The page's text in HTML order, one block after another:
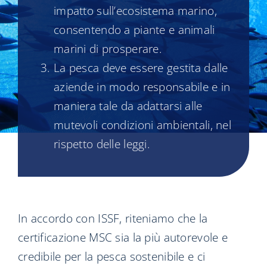
impatto sull’ecosistema marino,
consentendo a piante e animali
marini di prosperare.
La pesca deve essere gestita dalle
aziende in modo responsabile e in
maniera tale da adattarsi alle
mutevoli condizioni ambientali, nel
rispetto delle leggi.
In accordo con ISSF, riteniamo che la
certificazione MSC sia la più autorevole e
credibile per la pesca sostenibile e ci